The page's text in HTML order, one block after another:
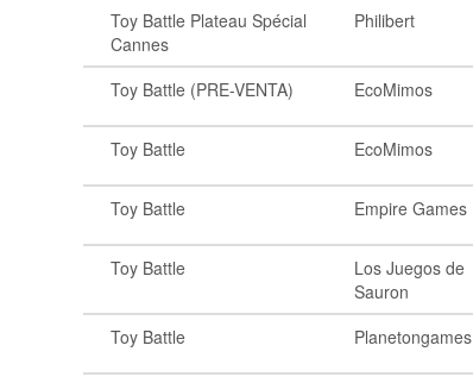
Toy Battle Plateau Spécial
Cannes
Philibert
Toy Battle (PRE-VENTA) EcoMimos
Toy Battle EcoMimos
Toy Battle Empire Games
Toy Battle
Los Juegos de
Sauron
Toy Battle Planetongames